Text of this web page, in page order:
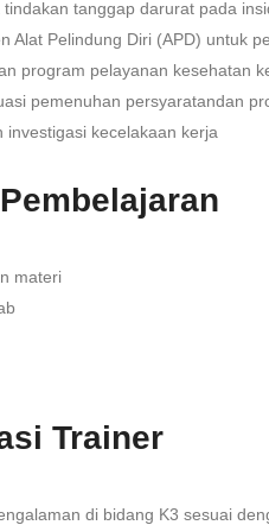
tindakan tanggap darurat pada
Alat Pelindung Diri (APD) untuk
program pelayanan kesehatan
pemenuhan persyaratandan
investigasi kecelakaan kerja
materi
Trainer
di bidang K3 sesuai